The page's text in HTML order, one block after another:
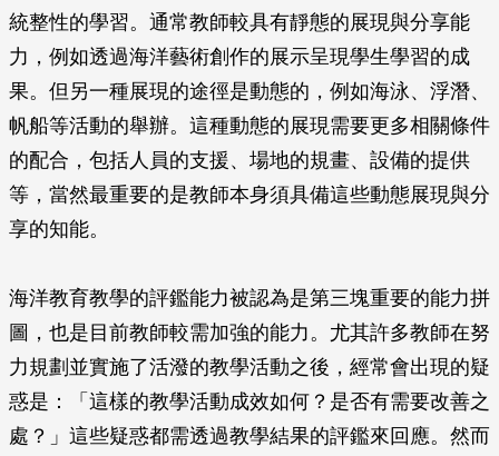
統整性的學習。通常教師較具有靜態的展現與分享能
力，例如透過海洋藝術創作的展示呈現學生學習的成
果。但另一種展現的途徑是動態的，例如海泳、浮潛、
帆船等活動的舉辦。這種動態的展現需要更多相關條件
的配合，包括人員的支援、場地的規畫、設備的提供
等，當然最重要的是教師本身須具備這些動態展現與分
享的知能。
海洋教育教學的評鑑能力被認為是第三塊重要的能力拼
圖，也是目前教師較需加強的能力。尤其許多教師在努
力規劃並實施了活潑的教學活動之後，經常會出現的疑
惑是：「這樣的教學活動成效如何？是否有需要改善之
處？」這些疑惑都需透過教學結果的評鑑來回應。然而